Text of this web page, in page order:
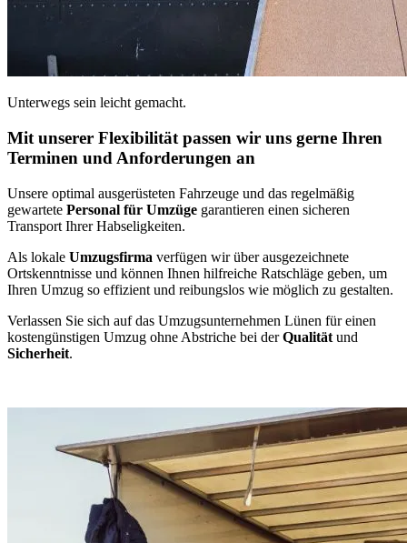
Unterwegs sein leicht gemacht.
Mit unserer Flexibilität passen wir uns gerne Ihren
Terminen und Anforderungen an
Unsere optimal ausgerüsteten Fahrzeuge und das regelmäßig
gewartete Personal für Umzüge garantieren einen sicheren
Transport Ihrer Habseligkeiten.
Als lokale Umzugsfirma verfügen wir über ausgezeichnete
Ortskenntnisse und können Ihnen hilfreiche Ratschläge geben, um
Ihren Umzug so effizient und reibungslos wie möglich zu gestalten.
Verlassen Sie sich auf das Umzugsunternehmen Lünen für einen
kostengünstigen Umzug ohne Abstriche bei derQualität und
Sicherheit.